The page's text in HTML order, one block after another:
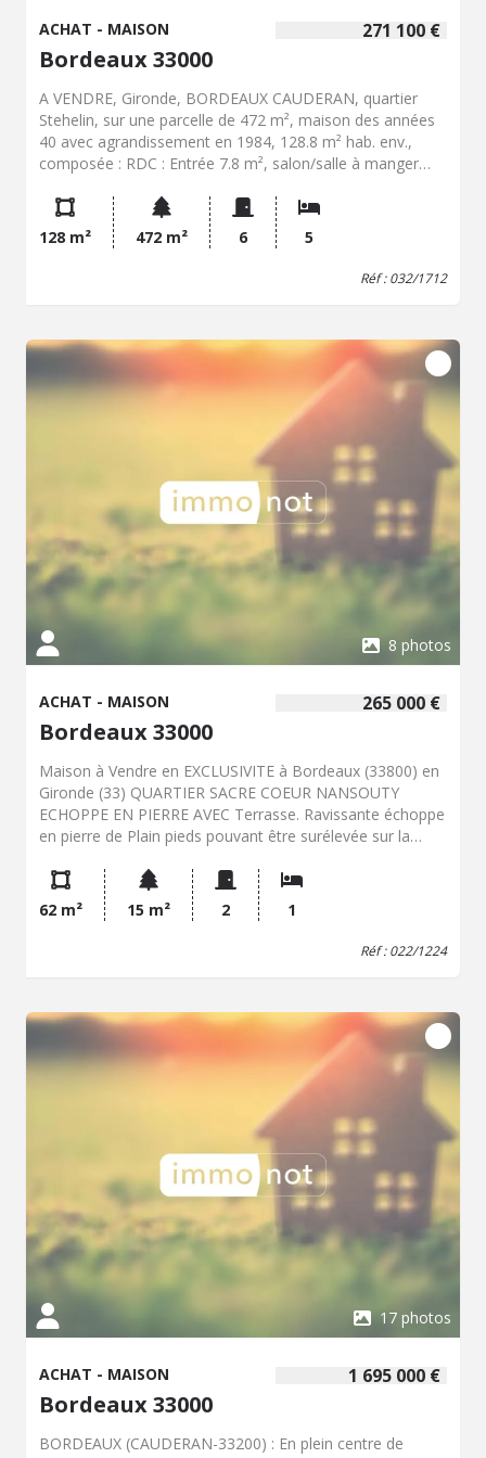
271 100 €
ACHAT - MAISON
Bordeaux 33000
A VENDRE, Gironde, BORDEAUX CAUDERAN, quartier
Stehelin, sur une parcelle de 472 m², maison des années
40 avec agrandissement en 1984, 128.8 m² hab. env.,
composée : RDC : Entrée 7.8 m², salon/salle à manger
salle d'eau 3.2 m², pièce 9.5 m², dégagements, WC 3m².
1er étage : Palier 9.5 m², 3 chambres (9.8 - 9.6 - 10.4 m²),
salle de bains 3.5 m² Cave 19 m² Garage 41 m² Chais 16
m² La maison est à rénover en totalité TF : 980 Euros
128 m² 472 m² 6 5
Réf : 032/1712
8 photos
265 000 €
ACHAT - MAISON
Bordeaux 33000
Maison à Vendre en EXCLUSIVITE à Bordeaux (33800) en
Gironde (33) QUARTIER SACRE COEUR NANSOUTY
ECHOPPE EN PIERRE AVEC Terrasse. Ravissante échoppe
en pierre de Plain pieds pouvant être surélevée sur la
conservées avec cheminée et belles hauteurs sous
plafond se compose de deux pièces, un grand séjour
avec cheminée, une chambre, une kitchenette, une salle
d'eau et WC, une grande cave complète le Bien. ON AIME
Le prix de vente est fixé à 265 000 euros. Ce bien peut
convenir à une personne seule, un couple ou un
investisseur souhaitant se positionner dans un secteur
dynamique. Contactez notre office notarial pour obtenir
de plus amples renseignements sur cette maison à
62 m² 15 m² 2 1
Réf : 022/1224
17 photos
1 695 000 €
ACHAT - MAISON
Bordeaux 33000
BORDEAUX (CAUDERAN-33200) : En plein centre de